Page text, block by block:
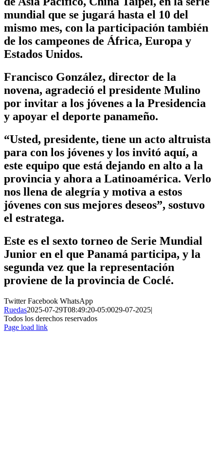
mundial que se jugará hasta el 10 del
mismo mes, con la participación también
de los campeones de África, Europa y
Estados Unidos.
Francisco González, director de la
novena, agradeció el presidente Mulino
por invitar a los jóvenes a la Presidencia
y apoyar el deporte panameño.
“Usted, presidente, tiene un acto altruista
para con los jóvenes y los invitó aquí, a
este equipo que está dejando en alto a la
provincia y ahora a Latinoamérica. Verlo
nos llena de alegría y motiva a estos
jóvenes con sus mejores deseos”, sostuvo
el estratega.
Este es el sexto torneo de Serie Mundial
Junior en el que Panamá participa, y la
segunda vez que la representación
proviene de la provincia de Coclé.
TwitterFacebook WhatsApp
Ruedas2025-07-29T08:49:20-05:0029-07-2025|
Todos los derechos reservados
Page load link